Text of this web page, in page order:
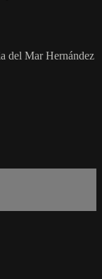
del Mar Hernández